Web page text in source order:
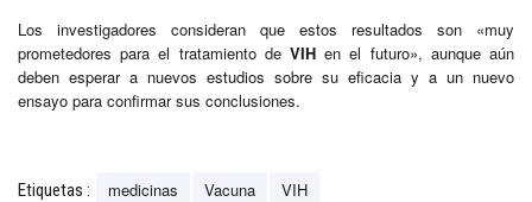
Los investigadores consideran que estos resultados son «muy
prometedores para el tratamiento de VIH en el futuro», aunque aún
deben esperar a nuevos estudios sobre su eficacia y a un nuevo
ensayo para confirmar sus conclusiones.
Etiquetas : medicinas Vacuna VIH